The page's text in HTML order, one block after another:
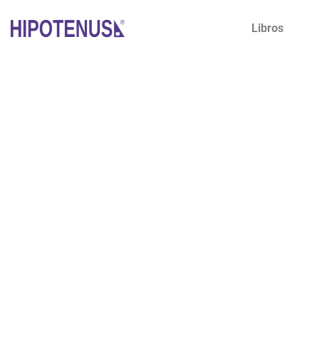
Libros